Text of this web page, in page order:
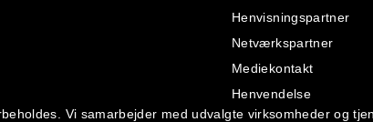
Vi samarbejder med udvalgte virksomheder og
Henvisningspartner
Netværkspartner
Mediekontakt
Henvendelse